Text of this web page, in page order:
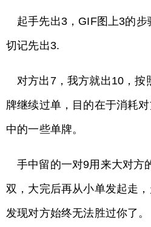
起手先出3，GIF图上3的
切记先出3.
对方出7，我方就出10，按
牌继续过单，目的在于消耗
中的一些单牌。
手中留的一对9用来大对方
双，大完后再从小单发起走
发现对方始终无法胜过你了。